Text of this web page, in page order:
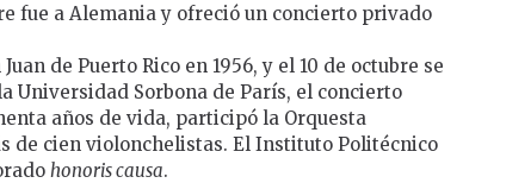
fue a Alemania y ofreció un concierto privado
de Puerto Rico en 1956, y el 10 de octubre se
Universidad Sorbona de París, el concierto
años de vida, participó la Orquesta
de cien violonchelistas. El Instituto Politécnico
honoris causa.